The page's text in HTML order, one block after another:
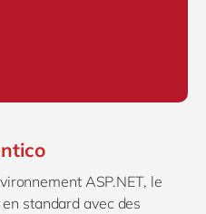
ASP.NET, le
standard avec des